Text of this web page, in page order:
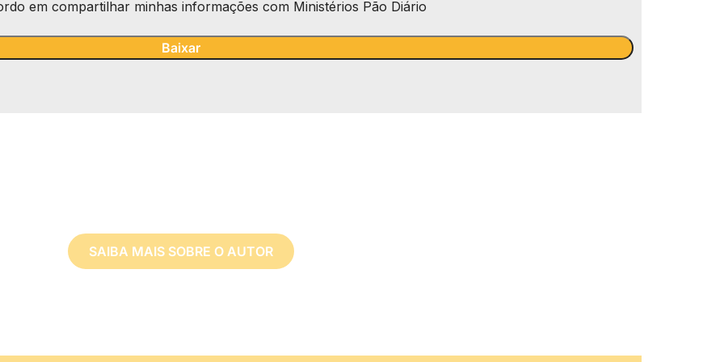
em compartilhar minhas informações com Ministérios Pão Diário
SAIBA MAIS SOBRE O AUTOR